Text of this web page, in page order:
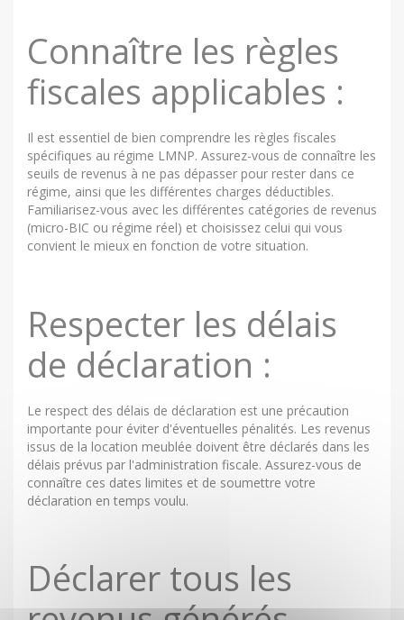
Connaître les règles
fiscales applicables :
Il est essentiel de bien comprendre les règles fiscales
spécifiques au régime LMNP. Assurez-vous de connaître les
seuils de revenus à ne pas dépasser pour rester dans ce
régime, ainsi que les différentes charges déductibles.
Familiarisez-vous avec les différentes catégories de revenus
(micro-BIC ou régime réel) et choisissez celui qui vous
convient le mieux en fonction de votre situation.
Respecter les délais
de déclaration :
Le respect des délais de déclaration est une précaution
importante pour éviter d'éventuelles pénalités. Les revenus
issus de la location meublée doivent être déclarés dans les
délais prévus par l'administration fiscale. Assurez-vous de
connaître ces dates limites et de soumettre votre
déclaration en temps voulu.
Déclarer tous les